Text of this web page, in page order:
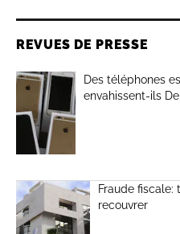
REVUES DE PRESSE
Des téléphones
envahissent-ils
Fraude
recouvrer